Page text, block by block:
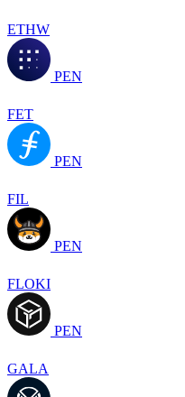
ETHW
PEN
FET
PEN
FIL
PEN
FLOKI
PEN
GALA